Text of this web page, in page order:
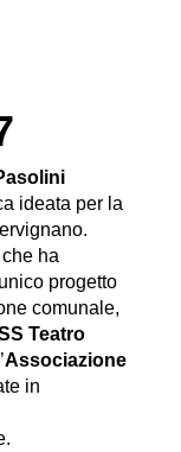
ideata per la
ha
progetto
comunale,
Teatro
Associazione
in